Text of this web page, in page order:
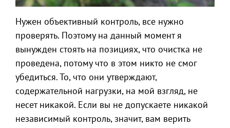
Нужен объективный контроль, все нужно
проверять. Поэтому на данный момент я
вынужден стоять на позициях, что очистка не
проведена, потому что в этом никто не смог
убедиться. То, что они утверждают,
содержательной нагрузки, на мой взгляд, не
несет никакой. Если вы не допускаете никакой
независимый контроль, значит, вам верить